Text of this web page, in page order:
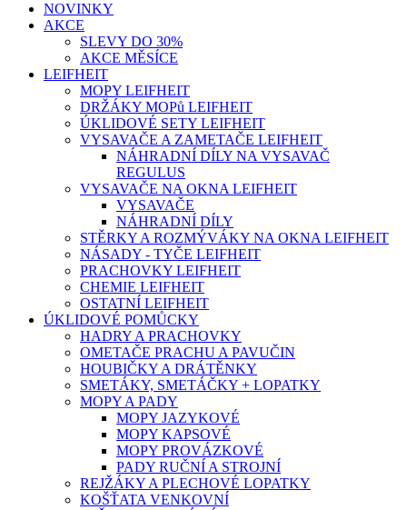
NOVINKY
AKCE
SLEVY DO 30%
AKCE MĚSÍCE
LEIFHEIT
MOPY LEIFHEIT
DRŽÁKY MOPů LEIFHEIT
ÚKLIDOVÉ SETY LEIFHEIT
VYSAVAČE A ZAMETAČE LEIFHEIT
NÁHRADNÍ DÍLY NA VYSAVAČ
REGULUS
VYSAVAČE NA OKNA LEIFHEIT
VYSAVAČE
NÁHRADNÍ DÍLY
STĚRKY A ROZMÝVÁKY NA OKNA LEIFHEIT
NÁSADY - TYČE LEIFHEIT
PRACHOVKY LEIFHEIT
CHEMIE LEIFHEIT
OSTATNÍ LEIFHEIT
ÚKLIDOVÉ POMŮCKY
HADRY A PRACHOVKY
OMETAČE PRACHU A PAVUČIN
HOUBIČKY A DRÁTĚNKY
SMETÁKY, SMETÁČKY + LOPATKY
MOPY A PADY
MOPY JAZYKOVÉ
MOPY KAPSOVÉ
MOPY PROVÁZKOVÉ
PADY RUČNÍ A STROJNÍ
REJŽÁKY A PLECHOVÉ LOPATKY
KOŠŤATA VENKOVNÍ